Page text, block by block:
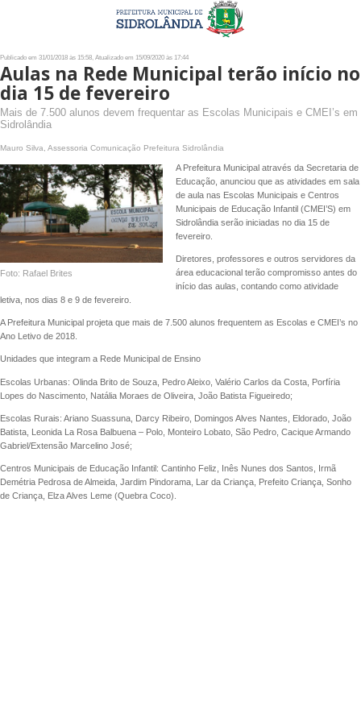
Publicado em 31/01/2018 às 15:58, Atualizado em 15/09/2020 às 17:44
Aulas na Rede Municipal terão início no
dia 15 de fevereiro
Mais de 7.500 alunos devem frequentar as Escolas Municipais e CMEI’s em
Sidrolândia
Mauro Silva, Assessoria Comunicação Prefeitura Sidrolândia
Foto: Rafael Brites
A Prefeitura Municipal através da Secretaria de
Educação, anunciou que as atividades em sala
de aula nas Escolas Municipais e Centros
Municipais de Educação Infantil (CMEI’S) em
Sidrolândia serão iniciadas no dia 15 de
fevereiro.
Diretores, professores e outros servidores da
área educacional terão compromisso antes do
início das aulas, contando como atividade
letiva, nos dias 8 e 9 de fevereiro.
A Prefeitura Municipal projeta que mais de 7.500 alunos frequentem as Escolas e CMEI’s no
Ano Letivo de 2018.
Unidades que integram a Rede Municipal de Ensino
Escolas Urbanas: Olinda Brito de Souza, Pedro Aleixo, Valério Carlos da Costa, Porfíria
Lopes do Nascimento, Natália Moraes de Oliveira, João Batista Figueiredo;
Escolas Rurais: Ariano Suassuna, Darcy Ribeiro, Domingos Alves Nantes, Eldorado, João
Batista, Leonida La Rosa Balbuena – Polo, Monteiro Lobato, São Pedro, Cacique Armando
Gabriel/Extensão Marcelino José;
Centros Municipais de Educação Infantil: Cantinho Feliz, Inês Nunes dos Santos, Irmã
Demétria Pedrosa de Almeida, Jardim Pindorama, Lar da Criança, Prefeito Criança, Sonho
de Criança, Elza Alves Leme (Quebra Coco).